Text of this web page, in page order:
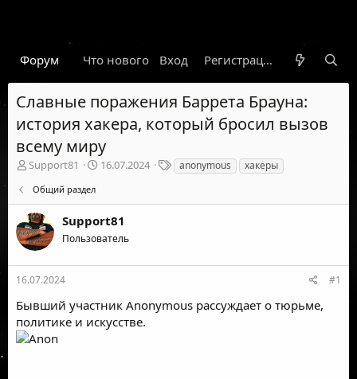
Форум Что нового Гарант Новости
Вход Регистрация
Славные поражения Баррета Брауна:
история хакера, который бросил вызов
всему миру
А
о
р
т
е
м
ы
Support81
Д
а
н
а
а
16.07.2024
Т
е
и
anonymous хакеры
Общий раздел
Support81
Пользователь
16.07.2024 #1
Бывший участник Anonymous рассуждает о тюрьме,
политике и искусстве.